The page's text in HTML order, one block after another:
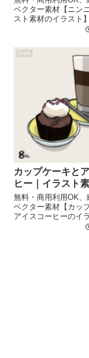
ベクター素材【ニン
スト素材のイラスト
Drink
カップケーキと
ヒー｜イラスト
無料・商用利用OK、
ベクター素材【カッ
アイスコーヒーのイ